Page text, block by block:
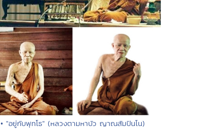
• "อยู่กับพุทโธ" (หลวงตามหาบัว ญาณสัมปันโน)